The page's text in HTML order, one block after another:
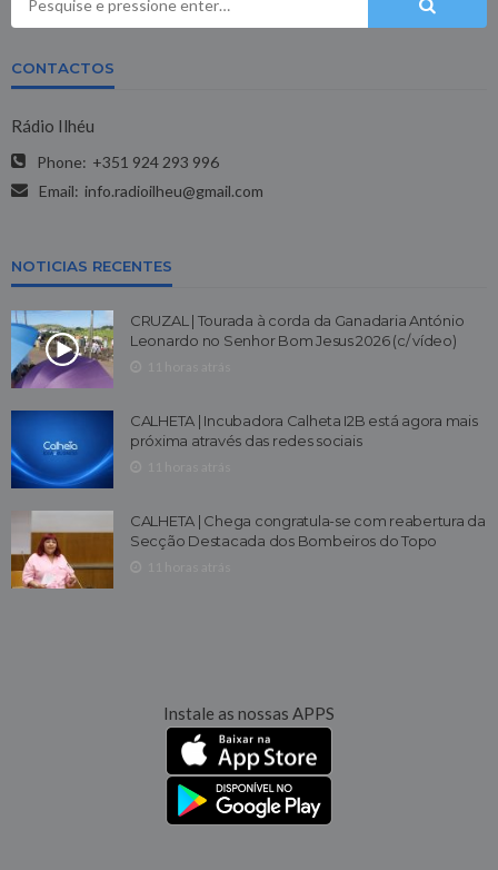
CONTACTOS
Rádio Ilhéu
Phone: +351 924 293 996
Email: info.radioilheu@gmail.com
NOTICIAS RECENTES
CRUZAL | Tourada à corda da Ganadaria António
Leonardo no Senhor Bom Jesus 2026 (c/ vídeo)
CALHETA | Incubadora Calheta I2B está agora mais
próxima através das redes sociais
CALHETA | Chega congratula-se com reabertura da
Secção Destacada dos Bombeiros do Topo
Instale as nossas APPS